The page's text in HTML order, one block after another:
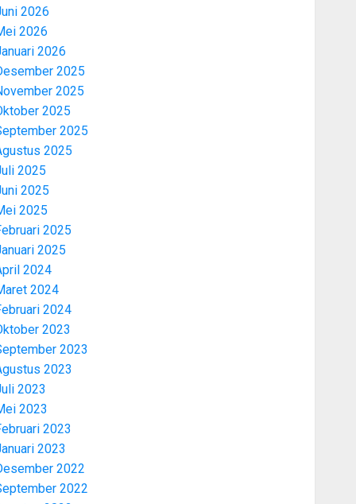
2026
2026
2026
2025
2025
2025
2025
2025
2025
2025
2025
2025
2025
2024
2024
2024
2023
2023
2023
2023
2023
2023
2023
2022
2022